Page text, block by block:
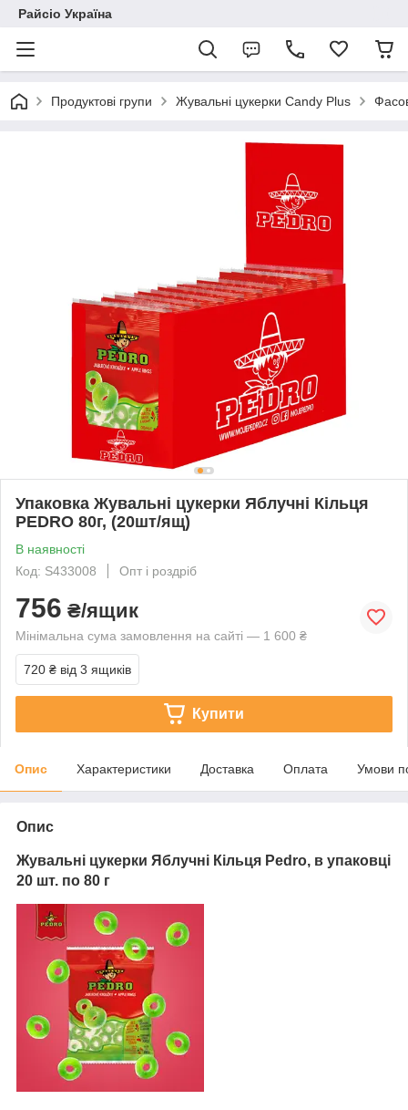
Райсіо Україна
Продуктові групи Жувальні цукерки Candy Plus
Упаковка Жувальні цукерки Яблучні Кільця
PEDRO 80г, (20шт/ящ)
В наявності
Код: S433008
Опт і роздріб
756 ₴/ящик
Мінімальна сума замовлення на сайті — 1 600 ₴
720 ₴ від 3 ящиків
Купити
Опис Характеристики Доставка Оплата Умови
Опис
Жувальні цукерки Яблучні Кільця Pedro, в упаковці
20 шт. по 80 г